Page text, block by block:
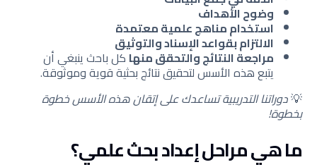
وضوح الأهداف
استخدام مناهج علمية معتمدة
الالتزام بقواعد الإسناد والتوثيق
مراجعة النتائج والتحقق منهاكل باحث ينبغي أن
يتبع هذه الأسس لتحقيق نتائج بحثية قوية وموثوقة.
💡دوراتنا التدريبية تساعدك على إتقان هذه الأسس خطوة
بخطوة!
ما هي مراحل إعداد بحث علمي؟